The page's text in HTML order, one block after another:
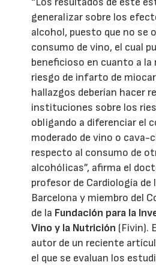
generalizar sobre los
alcohol, puesto que no se
consumo de vino, el cual
beneficioso en cuanto a la
riesgo de infarto de
hallazgos deberían hacer
instituciones sobre los
obligando a diferenciar el
moderado de vino o cava-
respecto al consumo de
alcohólicas”, afirma el
profesor de Cardiología de
Barcelona y miembro del
de la Fundación para la
Vino y la Nutrición (Fivin).
autor de un reciente
el que se evaluan los